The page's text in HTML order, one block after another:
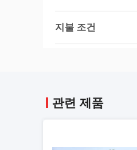
지불 조건
관련 제품